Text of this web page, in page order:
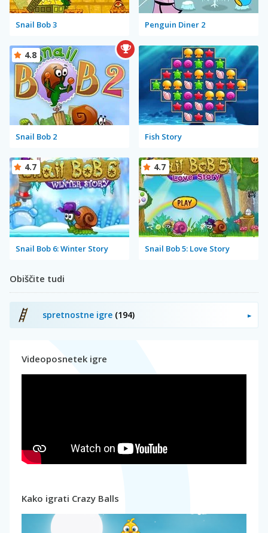
Snail Bob 3 Penguin Diner 2
Snail Bob 2
4.8
Fish Story
Snail Bob 6: Winter Story
4.7
Snail Bob 5: Love Story
4.7
Obiščite tudi
spretnostne igre (194)
Videoposnetek igre
Kako igrati Crazy Balls